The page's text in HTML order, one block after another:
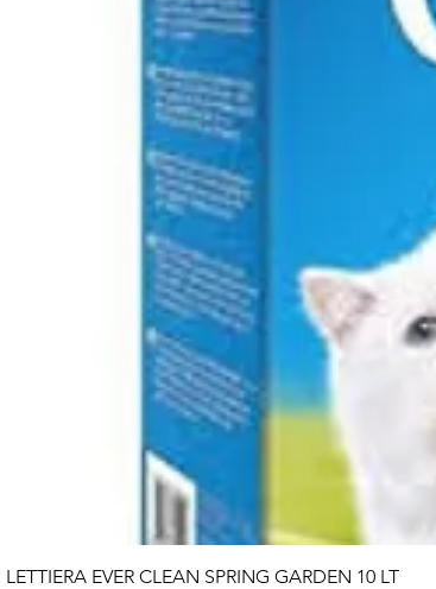
LETTIERA EVER CLEAN SPRING GARDEN 10 LT